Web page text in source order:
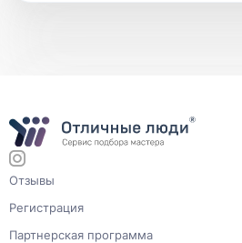
Отзывы
Регистрация
Партнерская программа